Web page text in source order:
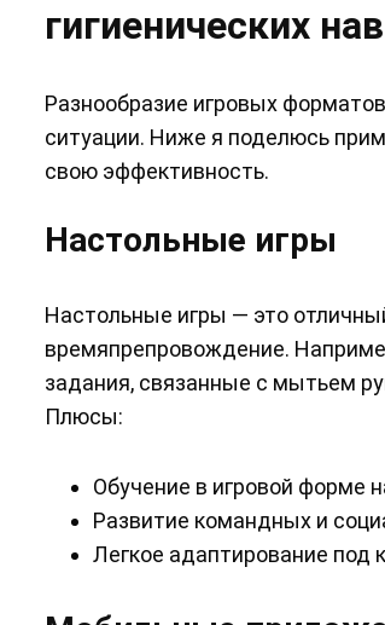
гигиенических
Разнообразие игровых
ситуации. Ниже я поделюсь
свою эффективность.
Настольные игры
Настольные игры — это
времяпрепровождение.
задания, связанные с мытьем
Плюсы:
Обучение в игровой форме
Развитие командных и
Легкое адаптирование под